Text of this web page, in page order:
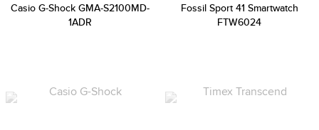
Casio G-Shock GMA-S2100MD-
1ADR
Fossil Sport 41 Smartwatch
FTW6024